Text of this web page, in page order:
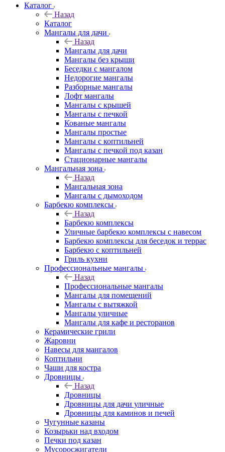
Каталог
Назад
Каталог
Мангалы для дачи
Назад
Мангалы для дачи
Мангалы без крыши
Беседки с мангалом
Недорогие мангалы
Разборные мангалы
Лофт мангалы
Мангалы с крышей
Мангалы с печкой
Кованые мангалы
Мангалы простые
Мангалы с коптильней
Мангалы с печкой под казан
Стационарные мангалы
Мангальная зона
Назад
Мангальная зона
Мангалы с дымоходом
Барбекю комплексы
Назад
Барбекю комплексы
Уличные барбекю комплексы с навесом
Барбекю комплексы для беседок и террас
Барбекю с коптильней
Гриль кухни
Профессиональные мангалы
Назад
Профессиональные мангалы
Мангалы для помещений
Мангалы с вытяжкой
Мангалы уличные
Мангалы для кафе и ресторанов
Керамические грили
Жаровни
Навесы для мангалов
Коптильни
Чаши для костра
Дровницы
Назад
Дровницы
Дровницы для дачи уличные
Дровницы для каминов и печей
Чугунные казаны
Козырьки над входом
Печки под казан
Мусоросжигатели